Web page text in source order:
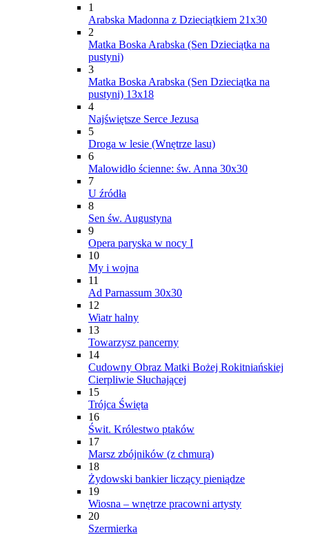
1
Arabska Madonna z Dzieciątkiem 21x30
2
Matka Boska Arabska (Sen Dzieciątka na
pustyni)
3
Matka Boska Arabska (Sen Dzieciątka na
pustyni) 13x18
4
Najświętsze Serce Jezusa
5
Droga w lesie (Wnętrze lasu)
6
Malowidło ścienne: św. Anna 30x30
7
U źródła
8
Sen św. Augustyna
9
Opera paryska w nocy I
10
My i wojna
11
Ad Parnassum 30x30
12
Wiatr halny
13
Towarzysz pancerny
14
Cudowny Obraz Matki Bożej Rokitniańskiej
Cierpliwie Słuchającej
15
Trójca Święta
16
Świt. Królestwo ptaków
17
Marsz zbójników (z chmurą)
18
Żydowski bankier liczący pieniądze
19
Wiosna – wnętrze pracowni artysty
20
Szermierka